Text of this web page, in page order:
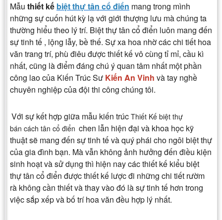
Mẫu thiết kế biệt thự tân cổ điển mang trong mình
những sự cuốn hút kỳ lạ với giới thượng lưu mà chúng ta
thường hiểu theo lý trí. Biệt thự tân cổ điển luôn mang đến
sự tinh tế , lộng lẫy, bề thế. Sự xa hoa nhờ các chi tiết hoa
văn trang trí, phù điêu được thiết kế vô cùng tỉ mỉ, cầu kì
nhất, cũng là điểm đáng chú ý quan tâm nhất một phần
công lao của Kiến Trúc Sư Kiến An Vinh và tay nghề
chuyên nghiệp của đội thi công chúng tôi.
Với sự kết hợp giữa mẫu kiến trúc Thiết Kế biệt thự
bán cách tân cổ điển chen lẫn hiện đại và khoa học kỹ
thuật sẽ mang đến sự tinh tế và quý phái cho ngôi biệt thự
của gia đình bạn. Mà vẫn không ảnh hưởng đến điều kiện
sinh hoạt và sử dụng thì hiện nay các thiết kế kiểu biệt
thự tân cổ điển được thiết kế lược đi những chi tiết rườm
rà không cần thiết và thay vào đó là sự tinh tế hơn trong
việc sắp xếp và bố trí hoa văn đều hợp lý nhất.